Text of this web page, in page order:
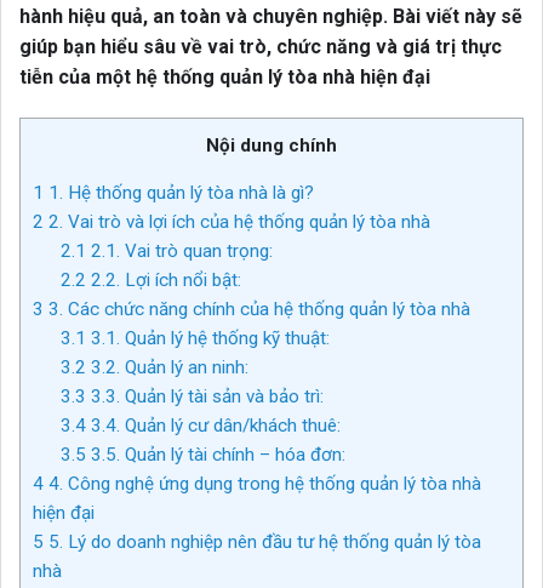
hành hiệu quả, an toàn và chuyên nghiệp. Bài viết này sẽ
giúp bạn hiểu sâu về vai trò, chức năng và giá trị thực
tiễn của một hệ thống quản lý tòa nhà hiện đại
Nội dung chính
1 1. Hệ thống quản lý tòa nhà là gì?
2 2. Vai trò và lợi ích của hệ thống quản lý tòa nhà
2.1 2.1. Vai trò quan trọng:
2.2 2.2. Lợi ích nổi bật:
3 3. Các chức năng chính của hệ thống quản lý tòa nhà
3.1 3.1. Quản lý hệ thống kỹ thuật:
3.2 3.2. Quản lý an ninh:
3.3 3.3. Quản lý tài sản và bảo trì:
3.43.4. Quản lý cư dân/khách thuê:
3.5 3.5. Quản lý tài chính – hóa đơn:
4 4. Công nghệ ứng dụng trong hệ thống quản lý tòa nhà
hiện đại
5 5. Lý do doanh nghiệp nên đầu tư hệ thống quản lý tòa
nhà